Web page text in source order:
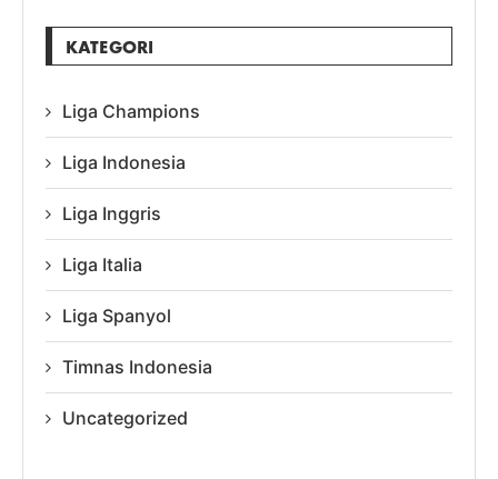
KATEGORI
Liga Champions
Liga Indonesia
Liga Inggris
Liga Italia
Liga Spanyol
Timnas Indonesia
Uncategorized